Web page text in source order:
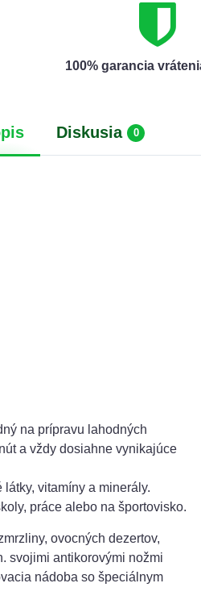
100% garancia
Diskusia 0
na prípravu lahodných
a vždy dosiahne vynikajúce
vitamíny a minerály.
práce alebo na športovisko.
ovocných dezertov,
svojimi antikorovými nožmi
nádoba so špeciálnym